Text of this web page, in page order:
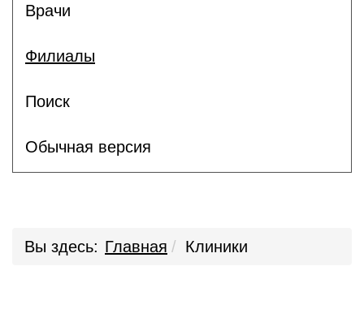
Врачи
Филиалы
Поиск
Обычная версия
Вы здесь: Главная Клиники